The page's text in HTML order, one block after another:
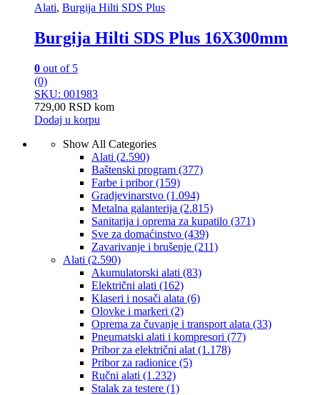
Alati, Burgija Hilti SDS Plus
Burgija Hilti SDS Plus 16X300mm
0 out of 5
(0)
SKU: 001983
729,00 RSD kom
Dodaj u korpu
Show All Categories
Alati (2.590)
Baštenski program (377)
Farbe i pribor(159)
Gradjevinarstvo (1.094)
Metalna galanterija (2.815)
Sanitarija i oprema za kupatilo (371)
Sve za domaćinstvo (439)
Zavarivanje i brušenje (211)
Alati (2.590)
Akumulatorski alati (83)
Električni alati (162)
Klaseri i nosači alata (6)
Olovke i markeri (2)
Oprema za čuvanje i transport alata (33)
Pneumatski alati i kompresori (77)
Pribor za električni alat (1.178)
Pribor za radionice (5)
Ručni alati (1.232)
Stalak za testere (1)